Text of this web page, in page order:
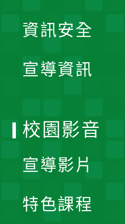
資訊安全
宣導資訊
校園影音
宣導影片
特色課程